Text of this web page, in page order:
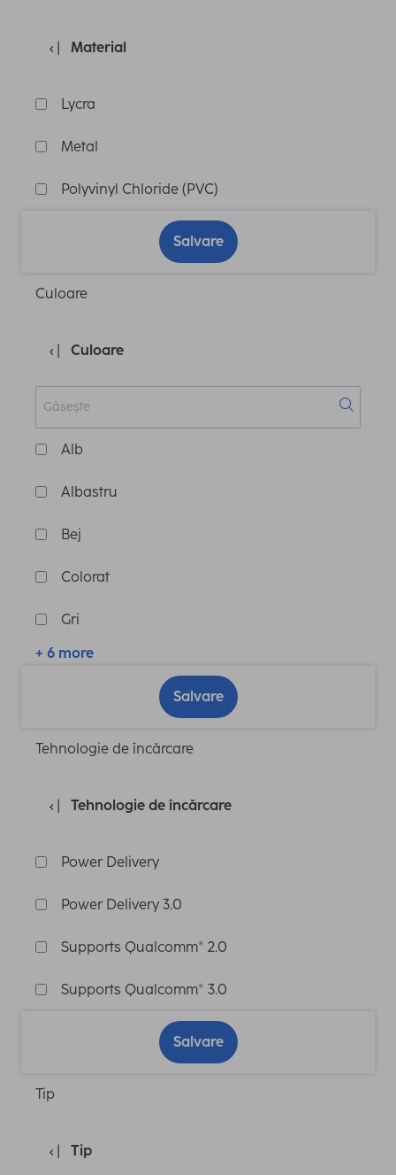
Material
Lycra
Metal
Polyvinyl Chloride (PVC)
Salvare
Culoare
Culoare
Alb
Albastru
Bej
Colorat
Gri
+ 6 more
Salvare
Tehnologie de încărcare
Tehnologie de încărcare
Power Delivery
Power Delivery 3.0
Supports Qualcomm® 2.0
Supports Qualcomm® 3.0
Salvare
Tip
Tip